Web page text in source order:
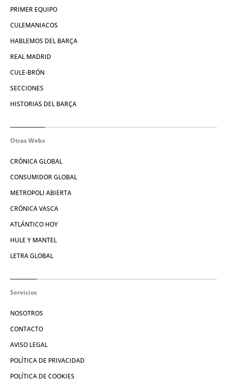
PRIMER EQUIPO
CULEMANIACOS
HABLEMOS DEL BARÇA
REAL MADRID
CULE-BRÓN
SECCIONES
HISTORIAS DEL BARÇA
Otras Webs
CRÓNICA GLOBAL
CONSUMIDOR GLOBAL
METROPOLI ABIERTA
CRÓNICA VASCA
ATLÁNTICO HOY
HULE Y MANTEL
LETRA GLOBAL
Servicios
NOSOTROS
CONTACTO
AVISO LEGAL
POLÍTICA DE PRIVACIDAD
POLÍTICA DE COOKIES